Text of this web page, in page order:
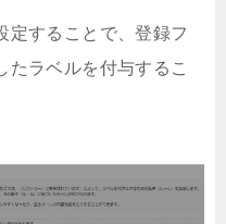
定することで、登録フ
たラベルを付与するこ